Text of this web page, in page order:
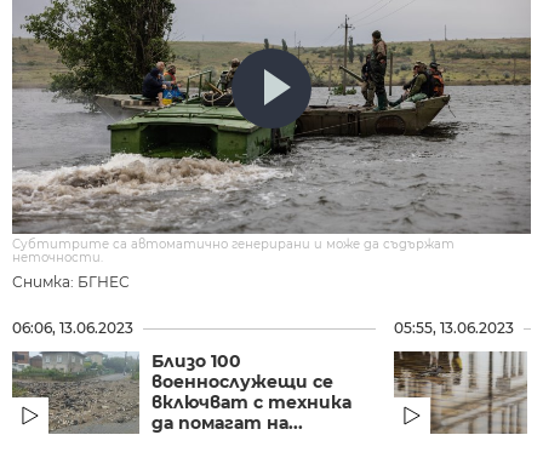
Снимка: БГНЕС
Субтитрите са автоматично генерирани и може да съдържат
неточности.
06:06, 13.06.2023
Близо 100
военнослужещи се
включват с техника
да помагат на...
05:55, 13.06.2023